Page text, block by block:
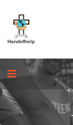
Handofhelp